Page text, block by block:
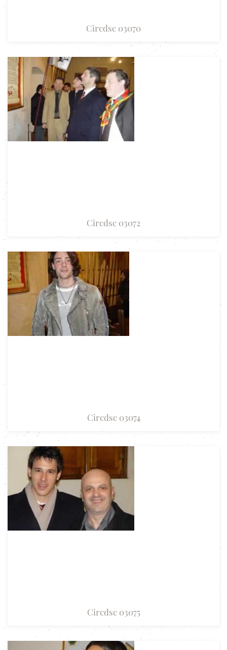
Circdsc 03070
Circdsc 03072
Circdsc 03074
Circdsc 03075